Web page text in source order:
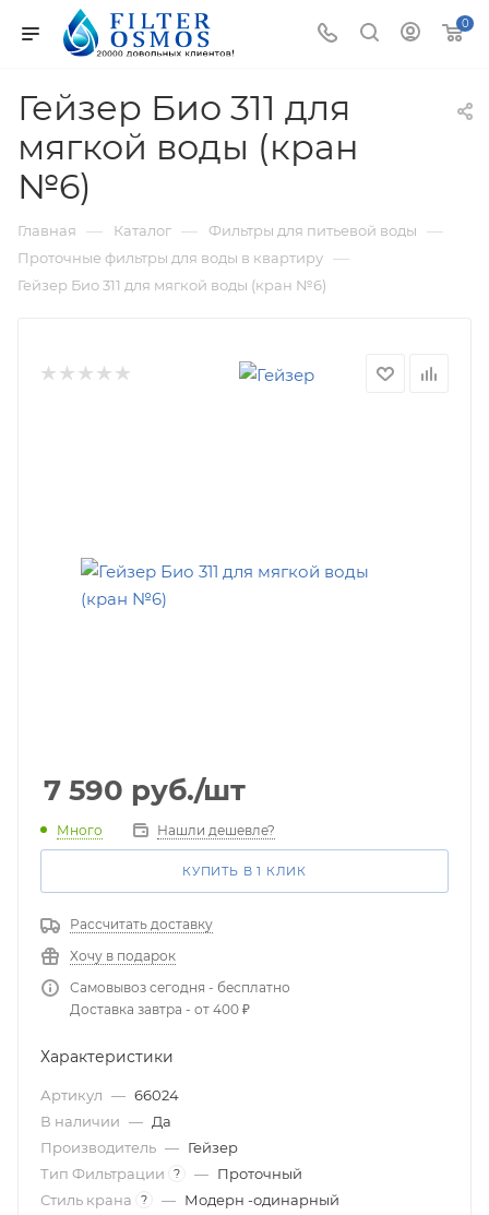
0
Гейзер Био 311 для
мягкой воды (кран
№6)
Главная — Каталог — Фильтры для питьевой воды —
Проточные фильтры для воды в квартиру —
Гейзер Био 311 для мягкой воды (кран №6)
7 590 руб./шт
Много Нашли дешевле?
КУПИТЬ В 1 КЛИК
Рассчитать доставку
Хочу в подарок
Самовывоз сегодня - бесплатно
Доставка завтра - от 400 ₽
Характеристики
Артикул — 66024
В наличии — Да
Производитель — Гейзер
Тип Фильтрации
? — Проточный
Стиль крана
? — Модерн -одинарный